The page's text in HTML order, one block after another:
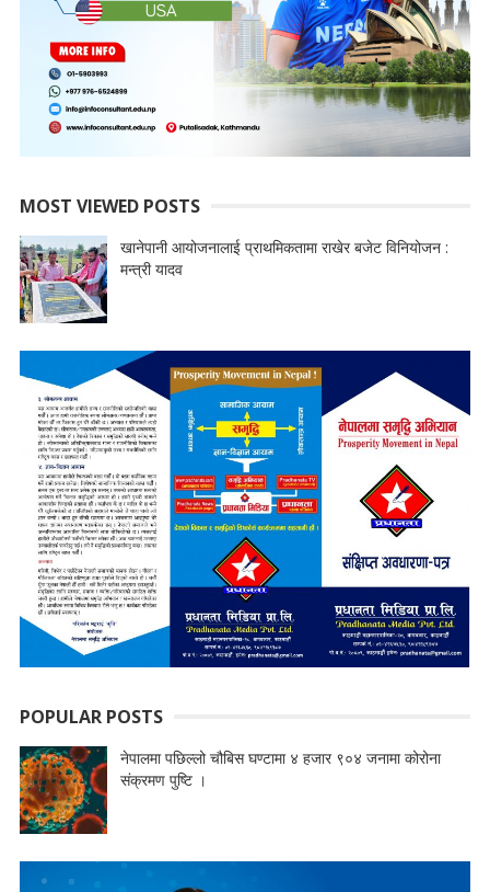
MOST VIEWED POSTS
खानेपानी आयोजनालाई प्राथमिकतामा राखेर बजेट विनियोजन :
मन्त्री यादव
POPULAR POSTS
नेपालमा पछिल्लो चौबिस घण्टामा ४ हजार ९०४ जनामा कोरोना
संक्रमण पुष्टि ।